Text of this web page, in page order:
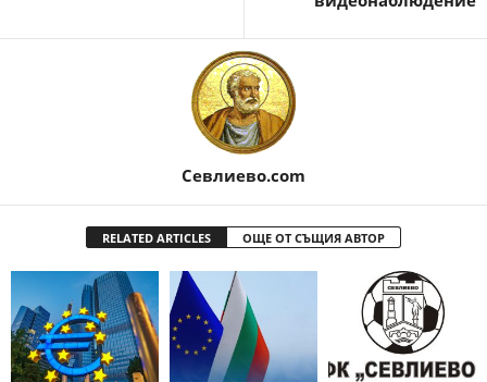
Севлиево.com
RELATED ARTICLES ОЩЕ ОТ СЪЩИЯ АВТОР